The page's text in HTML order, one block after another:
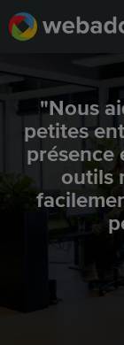
"Nous
petites
présence
outils